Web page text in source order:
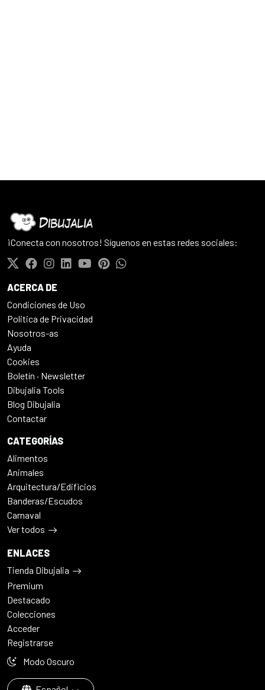
¡Conecta con nosotros! Síguenos en estas redes sociales:
ACERCA DE
Condiciones de Uso
Politica de Privacidad
Nosotros-as
Ayuda
Cookies
Boletín · Newsletter
Dibujalia Tools
Blog Dibujalia
Contactar
CATEGORÍAS
Alimentos
Animales
Arquitectura/Edificios
Banderas/Escudos
Carnaval
Ver todos
ENLACES
Tienda Dibujalia
Premium
Destacado
Colecciones
Acceder
Registrarse
Modo Oscuro